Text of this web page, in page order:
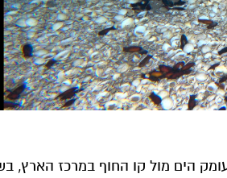
הים מול קו החוף במרכז הארץ,